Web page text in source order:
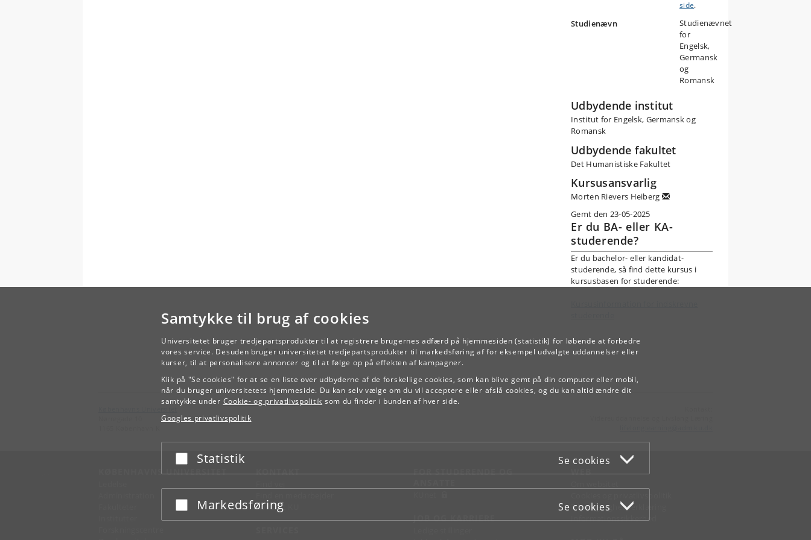
Samtykke til brug af cookies
Universitetet bruger tredjepartsprodukter til at registrere brugernes adfærd på hjemmesiden (statistik) for løbende at forbedre
vores service. Desuden bruger universitetet tredjepartsprodukter til markedsføring af for eksempel udvalgte uddannelser eller
kurser, til at personalisere annoncer og til at følge op på effekten af kampagner.
Klik på "Se cookies" for at se en liste over udbyderne af de forskellige cookies, som kan blive gemt på din computer eller mobil,
når du bruger universitetets hjemmeside. Du kan selv vælge om du vil acceptere eller afslå cookies, og du kan altid ændre dit
samtykke under Cookie- og privatlivspolitik som du finder i bunden af hver side.
Googles privatlivspolitik
Acceptér eller afslå
Statistik Se cookies
Acceptér eller afslå
Markedsføring Se cookies
side.
Studienævn
Studienævnet
for
Engelsk,
Germansk
og
Romansk
Udbydende institut
Institut for Engelsk, Germansk og
Romansk
Udbydende fakultet
Det Humanistiske Fakultet
Kursusansvarlig
Morten Rievers Heiberg
Gemt den 23-05-2025
Er du BA- eller KA-
studerende?
Er du bachelor- eller kandidat-
studerende, så find dette kursus i
kursusbasen for studerende:
TILBAGE
KØBENHAVNS UNIVERSITET KONTAKT
Kontakt KU
FOR STUDERENDE OG
JOB OG KARRIERE
WEB
Tilgængelighedserklæring
Informationssikkerhed